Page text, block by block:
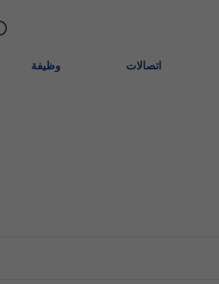
اتصالات وظيفة